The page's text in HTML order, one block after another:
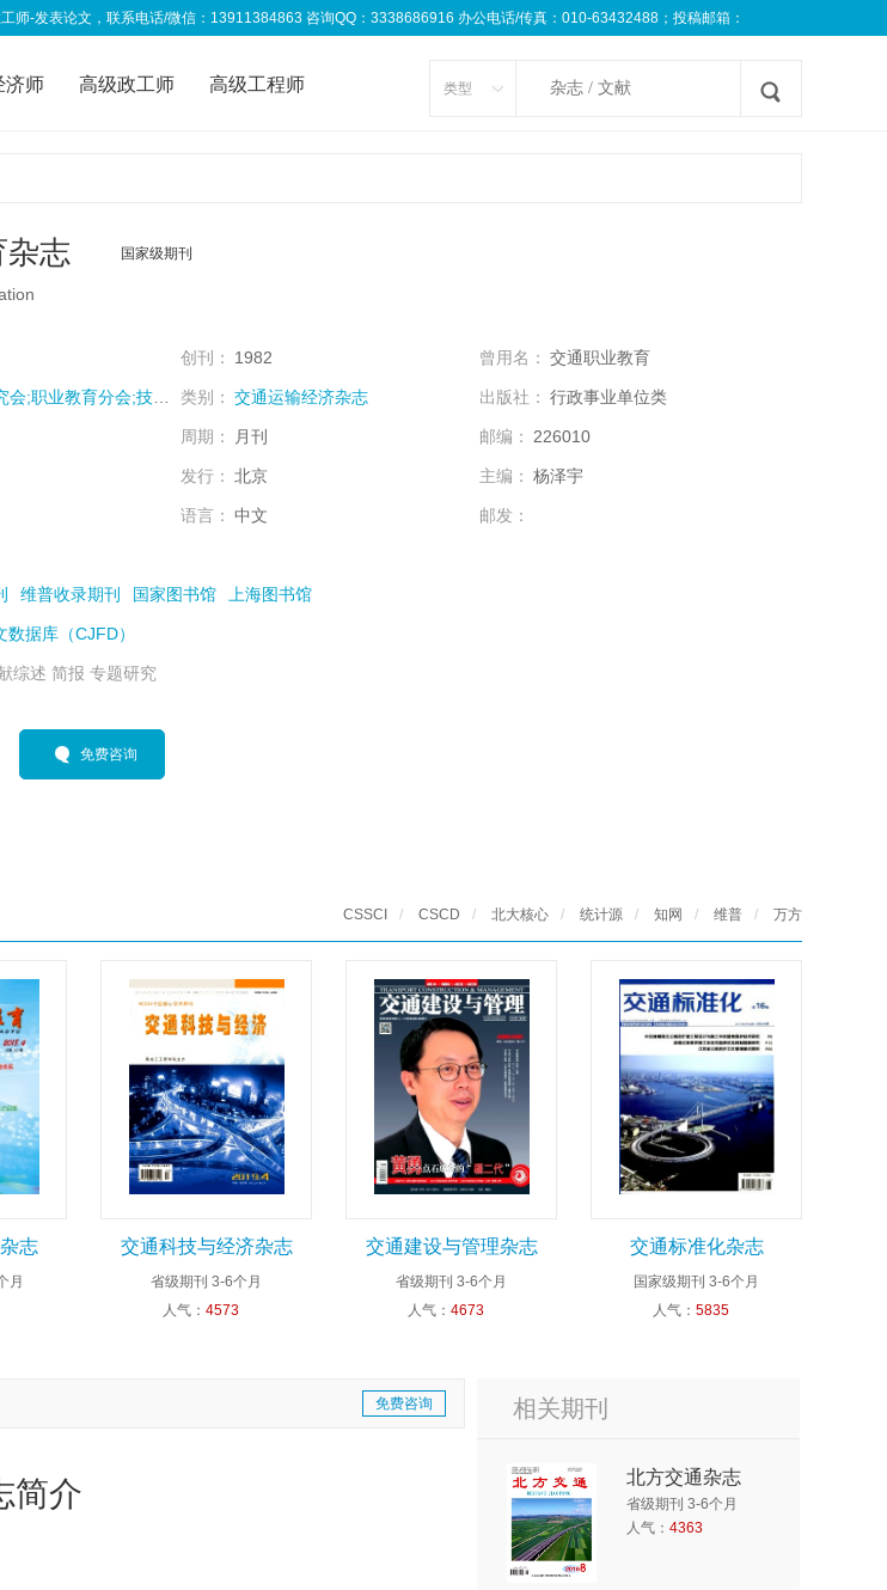
-发表论文，联系电话/微信：13911384863 咨询QQ：3338686916 办公电话/传真：010-63432488；投稿邮箱：
济师 高级政工师 高级工程师 类型
杂志 国家级期刊
会;技工教育分会;南通航运职业技术学院;
创刊： 1982
类别： 交通运输经济杂志
周期： 月刊
发行： 北京
语言： 中文
曾用名： 交通职业教育
出版社： 行政事业单位类
邮编： 226010
主编： 杨泽宇
邮发：
维普收录期刊 国家图书馆 上海图书馆
据库（CJFD）
综述 简报 专题研究
免费咨询
CSSCI / CSCD / 北大核心 / 统计源 / 知网 / 维普 / 万方
志
月
交通科技与经济杂志
省级期刊 3-6个月
人气： 4573
交通建设与管理杂志
省级期刊 3-6个月
人气： 4673
交通标准化杂志
国家级期刊 3-6个月
人气： 5835
免费咨询
简介
相关期刊
北方交通杂志
省级期刊 3-6个月
人气： 4363